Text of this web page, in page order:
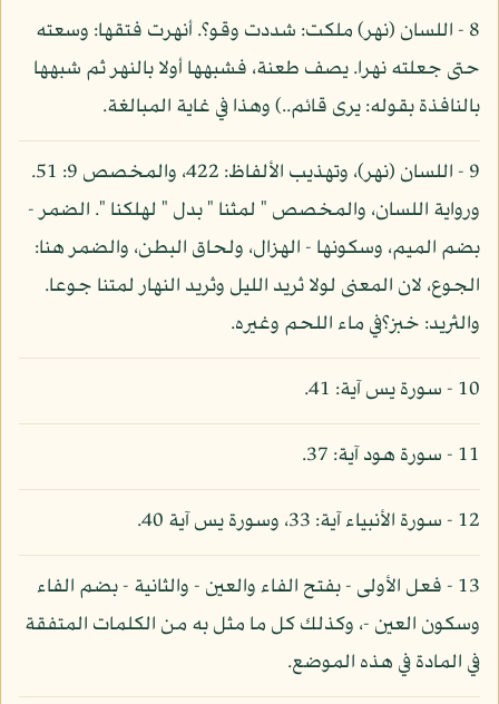
8 - اللسان (نهر) ملكت: شددت وقو؟. أنهرت فتقها: وسعته
حتى جعلته نهرا. يصف طعنة، فشبهها أولا بالنهر ثم شبهها
بالنافذة بقوله: يرى قائم..) وهذا في غاية المبالغة.
9 - اللسان (نهر)، وتهذيب الألفاظ: 422، والمخصص 9: 51.
ورواية اللسان، والمخصص " لمثنا " بدل " لهلكنا ". الضمر -
بضم الميم، وسكونها - الهزال، ولحاق البطن، والضمر هنا:
الجوع، لان المعنى لولا ثريد الليل وثريد النهار لمتنا جوعا.
والثريد: خبز؟في ماء اللحم وغيره.
10 - سورة يس آية: 41.
11 - سورة هود آية: 37.
12 - سورة الأنبياء آية: 33، وسورة يس آية 40.
13 - فعل الأولى - بفتح الفاء والعين - والثانية - بضم الفاء
وسكون العين -، وكذلك كل ما مثل به من الكلمات المتفقة
في المادة في هذه الموضع.